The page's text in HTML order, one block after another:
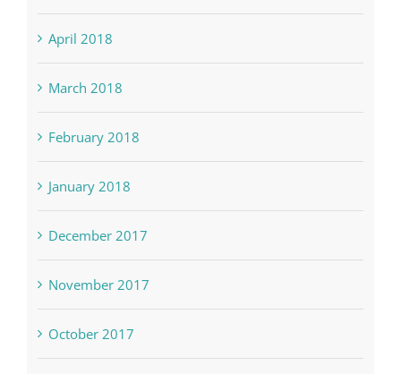
April 2018
March 2018
February 2018
January 2018
December 2017
November 2017
October 2017